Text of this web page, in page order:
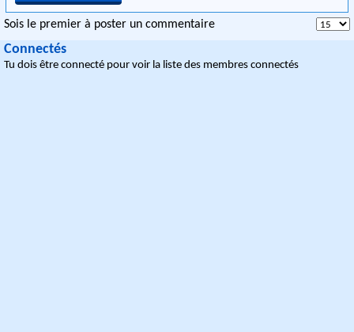
Sois le premier à poster un commentaire
Connectés
Tu dois être connecté pour voir la liste des membres connectés